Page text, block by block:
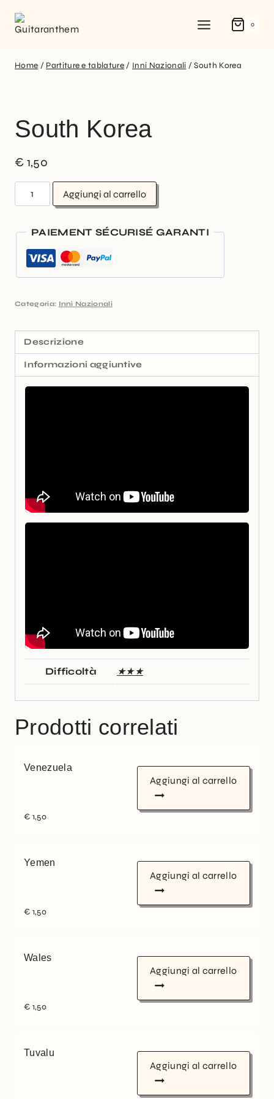
0
Home / Partiture e tablature / Inni Nazionali / South Korea
South Korea
€ 1,50
Aggiungi al carrello
PAIEMENT SÉCURISÉ GARANTI
Categoria: Inni Nazionali
Descrizione
Informazioni aggiuntive
Difficoltà ★★★
Prodotti correlati
Venezuela
€ 1,50
Aggiungi al carrello
Yemen
€ 1,50
Aggiungi al carrello
Wales
€ 1,50
Aggiungi al carrello
Tuvalu
Aggiungi al carrello